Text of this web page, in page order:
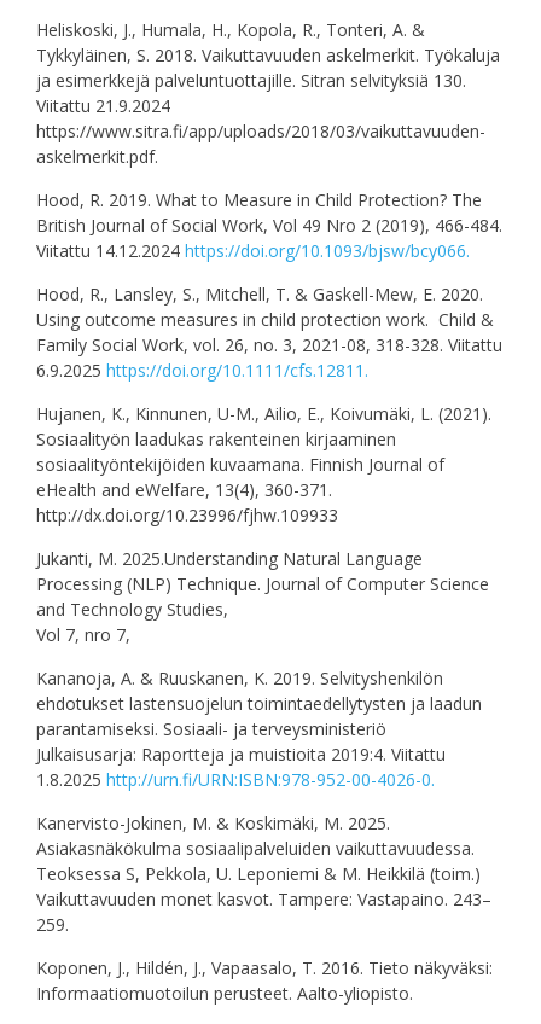
Heliskoski, J., Humala, H., Kopola, R., Tonteri, A. &
Tykkyläinen, S. 2018. Vaikuttavuuden askelmerkit. Työkaluja
ja esimerkkejä palveluntuottajille. Sitran selvityksiä 130.
Viitattu 21.9.2024
https://www.sitra.fi/app/uploads/2018/03/vaikuttavuuden-
askelmerkit.pdf.
Hood, R. 2019. What to Measure in Child Protection? The
British Journal of Social Work, Vol 49 Nro 2 (2019), 466-484.
Viitattu 14.12.2024 https://doi.org/10.1093/bjsw/bcy066.
Hood, R., Lansley, S., Mitchell, T. & Gaskell-Mew, E. 2020.
Using outcome measures in child protection work. Child &
Family Social Work, vol. 26, no. 3, 2021-08, 318-328. Viitattu
6.9.2025 https://doi.org/10.1111/cfs.12811.
Hujanen, K., Kinnunen, U-M., Ailio, E., Koivumäki, L. (2021).
Sosiaalityön laadukas rakenteinen kirjaaminen
sosiaalityöntekijöiden kuvaamana. Finnish Journal of
eHealth and eWelfare, 13(4), 360-371.
http://dx.doi.org/10.23996/fjhw.109933
Jukanti, M. 2025.Understanding Natural Language
Processing (NLP) Technique. Journal of Computer Science
and Technology Studies,
Vol 7, nro 7,
Kananoja, A. & Ruuskanen, K. 2019. Selvityshenkilön
ehdotukset lastensuojelun toimintaedellytysten ja laadun
parantamiseksi. Sosiaali- ja terveysministeriö
Julkaisusarja: Raportteja ja muistioita 2019:4. Viitattu
1.8.2025 http://urn.fi/URN:ISBN:978-952-00-4026-0.
Kanervisto-Jokinen, M. & Koskimäki, M. 2025.
Asiakasnäkökulma sosiaalipalveluiden vaikuttavuudessa.
Teoksessa S, Pekkola, U. Leponiemi & M. Heikkilä (toim.)
Vaikuttavuuden monet kasvot. Tampere: Vastapaino. 243–
259.
Koponen, J., Hildén, J., Vapaasalo, T. 2016. Tieto näkyväksi:
Informaatiomuotoilun perusteet. Aalto-yliopisto.